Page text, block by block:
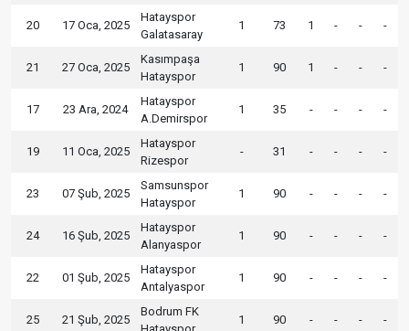
20 17 Oca, 2025
Hatayspor
Galatasaray
1 73 1 - - -
21 27 Oca, 2025
Kasımpaşa
Hatayspor
1 90 1 - - -
17 23 Ara, 2024
Hatayspor
A.Demirspor
1 35 - - - -
19 11 Oca, 2025
Hatayspor
Rizespor
- 31 - - - -
23 07 Şub, 2025
Samsunspor
Hatayspor
1 90 - - - -
24 16 Şub, 2025
Hatayspor
Alanyaspor
1 90 - - - -
22 01 Şub, 2025
Hatayspor
Antalyaspor
1 90 - - - -
25 21 Şub, 2025
Bodrum FK
1 90 - - - -